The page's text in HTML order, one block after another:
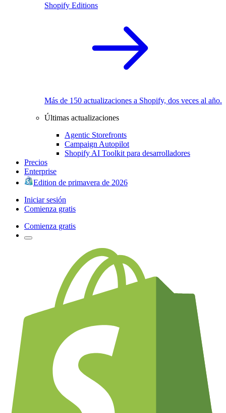
Shopify Editions
Más de 150 actualizaciones a Shopify, dos veces al año.
Últimas actualizaciones
Agentic Storefronts
Campaign Autopilot
Shopify AI Toolkit para desarrolladores
Precios
Enterprise
Edition de primavera de 2026
Iniciar sesión
Comienza gratis
Comienza gratis